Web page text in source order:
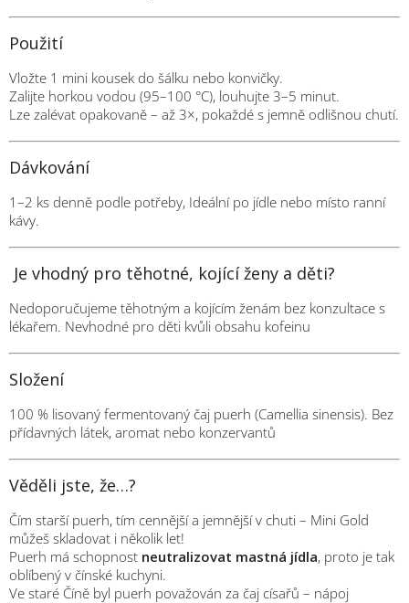
Použití
Vložte 1 mini kousek do šálku nebo konvičky.
Zalijte horkou vodou (95–100 °C), louhujte 3–5 minut.
Lze zalévat opakovaně – až 3×, pokaždé s jemně odlišnou chutí.
Dávkování
1–2 ks denně podle potřeby, Ideální po jídle nebo místo ranní
kávy.
Je vhodný pro těhotné, kojící ženy a děti?
Nedoporučujeme těhotným a kojícím ženám bez konzultace s
lékařem. Nevhodné pro děti kvůli obsahu kofeinu
Složení
100 % lisovaný fermentovaný čaj puerh (Camellia sinensis). Bez
přídavných látek, aromat nebo konzervantů
Věděli jste, že…?
Čím starší puerh, tím cennější a jemnější v chuti – Mini Gold
můžeš skladovat i několik let!
Puerh má schopnost neutralizovat mastná jídla, proto je tak
oblíbený v čínské kuchyni.
Ve staré Číně byl puerh považován za čaj císařů – nápoj